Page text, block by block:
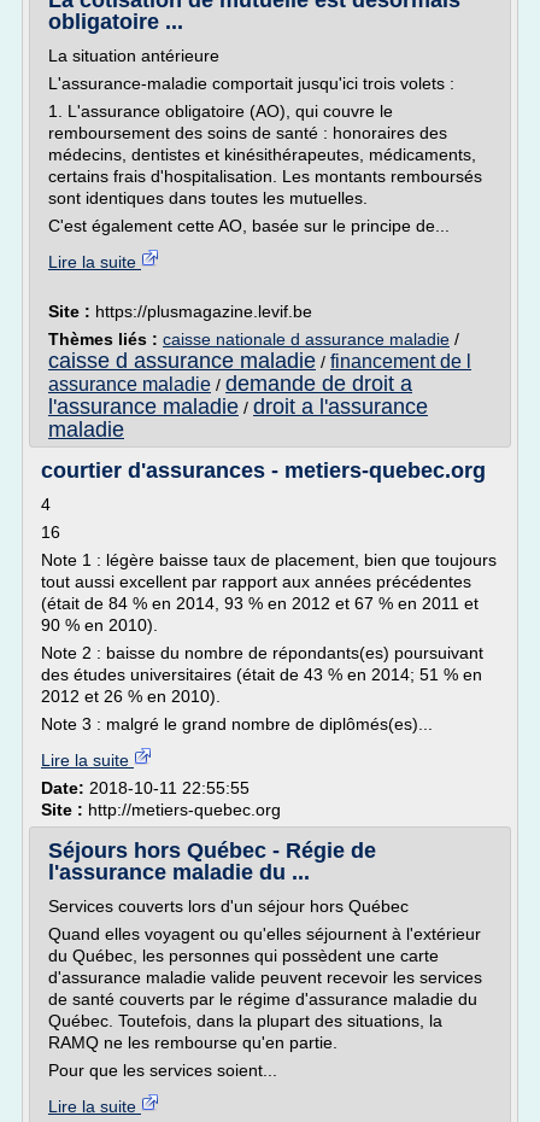
obligatoire ...
La situation antérieure
L'assurance-maladie comportait jusqu'ici trois volets :
1. L'assurance obligatoire (AO), qui couvre le
remboursement des soins de santé : honoraires des
médecins, dentistes et kinésithérapeutes, médicaments,
certains frais d'hospitalisation. Les montants remboursés
sont identiques dans toutes les mutuelles.
C'est également cette AO, basée sur le principe de...
Lire la suite
Site : https://plusmagazine.levif.be
Thèmes liés : caisse nationale d assurance maladie /
caisse d assurance maladie / financement de l
assurance maladie / demande de droit a
l'assurance maladie / droit a l'assurance
maladie
courtier d'assurances - metiers-quebec.org
4
16
Note 1 : légère baisse taux de placement, bien que toujours
tout aussi excellent par rapport aux années précédentes
(était de 84 % en 2014, 93 % en 2012 et 67 % en 2011 et
90 % en 2010).
Note 2 : baisse du nombre de répondants(es) poursuivant
des études universitaires (était de 43 % en 2014; 51 % en
2012 et 26 % en 2010).
Note 3 : malgré le grand nombre de diplômés(es)...
Lire la suite
Date: 2018-10-11 22:55:55
Site : http://metiers-quebec.org
Séjours hors Québec - Régie de
l'assurance maladie du ...
Services couverts lors d'un séjour hors Québec
Quand elles voyagent ou qu'elles séjournent à l'extérieur
du Québec, les personnes qui possèdent une carte
d'assurance maladie valide peuvent recevoir les services
de santé couverts par le régime d'assurance maladie du
Québec. Toutefois, dans la plupart des situations, la
RAMQ ne les rembourse qu'en partie.
Pour que les services soient...
Lire la suite